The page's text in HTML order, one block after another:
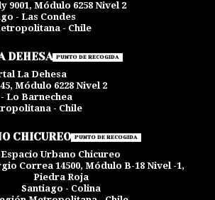
9001, Módulo 6258 Nivel 2
- Las Condes
- Chile
DEHESA PUNTO DE RECOGIDA
La Dehesa
Módulo 6228 Nivel 2
Lo Barnechea
- Chile
CHICUREO PUNTO DE RECOGIDA
Espacio Urbano Chicureo
Correa 14500, Módulo B-18 Nivel -1,
Piedra Roja
Santiago - Colina